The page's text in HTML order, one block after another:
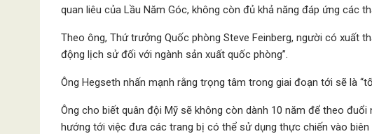
quan liêu của Lầu Năm Góc, không còn đủ khả năng đáp ứng các
Theo ông, Thứ trưởng Quốc phòng Steve Feinberg, người có xuất
động lịch sử đối với ngành sản xuất quốc phòng”.
Ông Hegseth nhấn mạnh rằng trọng tâm trong giai đoạn tới sẽ là
Ông cho biết quân đội Mỹ sẽ không còn dành 10 năm để theo
hướng tới việc đưa các trang bị có thể sử dụng thực chiến vào biên